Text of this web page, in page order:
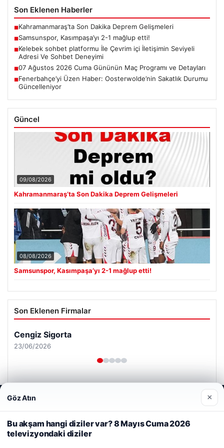
Son Eklenen Haberler
■Kahramanmaraş’ta Son Dakika Deprem Gelişmeleri
■Samsunspor, Kasımpaşa’yı 2-1 mağlup etti!
■Kelebek sohbet platformu İle Çevrim içi İletişimin Seviyeli
Adresi Ve Sohbet Deneyimi
■07 Ağustos 2026 Cuma Gününün Maç Programı ve Detayları
■Fenerbahçe’yi Üzen Haber: Oosterwolde’nin Sakatlık Durumu
Güncelleniyor
Güncel
09/08/2026
Kahramanmaraş’ta Son Dakika Deprem Gelişmeleri
08/08/2026
Samsunspor, Kasımpaşa’yı 2-1 mağlup etti!
Son Eklenen Firmalar
Cengiz Sigorta
23/06/2026
© 2026 Haber Geldi – Güncel Haberler
Web sitemizi nasıl kullandığınızı daha iyi anlayabilmek,
deneyiminizi kişiselleştirmek ve geliştirmek amacıyla çerezler
kullanıyoruz.
Çerez Politikamız
Reddet Kabul Et
Göz Atın ×
Bu akşam hangi diziler var? 8 Mayıs Cuma 2026
televizyondaki diziler